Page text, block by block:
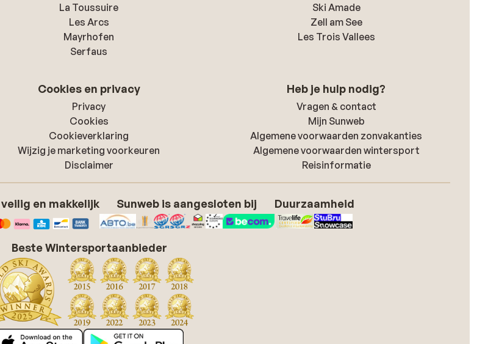
La Toussuire
Les Arcs
Mayrhofen
Serfaus
Ski Amade
Zell am See
Les Trois Vallees
Cookies en privacy
Privacy
Cookies
Cookieverklaring
Wijzig je marketing voorkeuren
Disclaimer
Heb je hulp nodig?
Vragen & contact
Mijn Sunweb
Algemene voorwaarden zonvakanties
Algemene voorwaarden wintersport
Reisinformatie
en makkelijk Sunweb is aangesloten bij Duurzaamheid
Beste Wintersportaanbieder